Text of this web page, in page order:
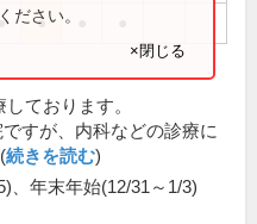
●
ださい。
×閉じる
ております。
すが、内科などの診療に
続きを読む)
、年末年始(12/31～1/3)